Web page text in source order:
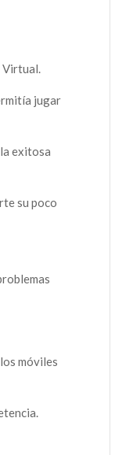
Virtual.
jugar
exitosa
su poco
móviles